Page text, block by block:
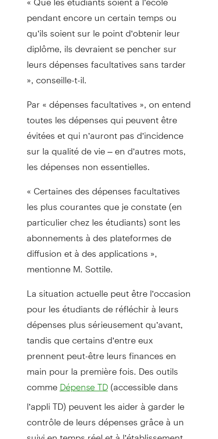
pendant encore un certain temps ou
qu’ils soient sur le point d’obtenir leur
diplôme, ils devraient se pencher sur
leurs dépenses facultatives sans tarder
», conseille-t-il.
Par « dépenses facultatives », on entend
toutes les dépenses qui peuvent être
évitées et qui n’auront pas d’incidence
sur la qualité de vie – en d’autres mots,
les dépenses non essentielles.
« Certaines des dépenses facultatives
les plus courantes que je constate (en
particulier chez les étudiants) sont les
abonnements à des plateformes de
diffusion et à des applications »,
mentionne M. Sottile.
La situation actuelle peut être l’occasion
pour les étudiants de réfléchir à leurs
dépenses plus sérieusement qu’avant,
tandis que certains d’entre eux
prennent peut-être leurs finances en
main pour la première fois. Des outils
comme Dépense TD(accessible dans
l’appli TD) peuvent les aider à garder le
contrôle de leurs dépenses grâce à un
suivi en temps réel et à l’établissement